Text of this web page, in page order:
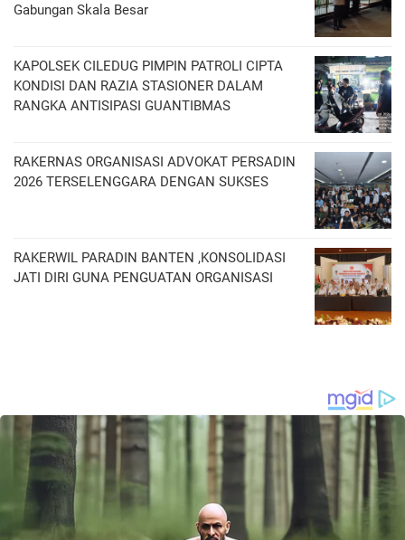
Gabungan Skala Besar
KAPOLSEK CILEDUG PIMPIN PATROLI CIPTA
KONDISI DAN RAZIA STASIONER DALAM
RANGKA ANTISIPASI GUANTIBMAS ‎
RAKERNAS ORGANISASI ADVOKAT PERSADIN
2026 TERSELENGGARA DENGAN SUKSES
RAKERWIL PARADIN BANTEN ,KONSOLIDASI
JATI DIRI GUNA PENGUATAN ORGANISASI